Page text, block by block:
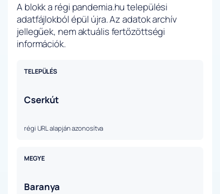
A blokk a régi pandemia.hu települési
adatfájlokból épül újra. Az adatok archív
jellegűek, nem aktuális fertőzöttségi
információk.
TELEPÜLÉS
Cserkút
régi URL alapján azonosítva
MEGYE
Baranya